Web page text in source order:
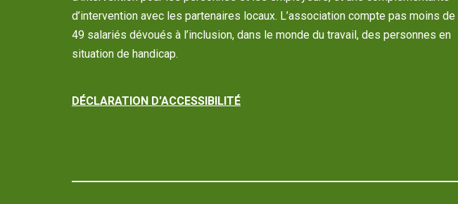
d’intervention avec les partenaires locaux. L’association compte pas moins de
49 salariés dévoués à l’inclusion, dans le monde du travail, des personnes en
situation de handicap.
DÉCLARATION D'ACCESSIBILITÉ